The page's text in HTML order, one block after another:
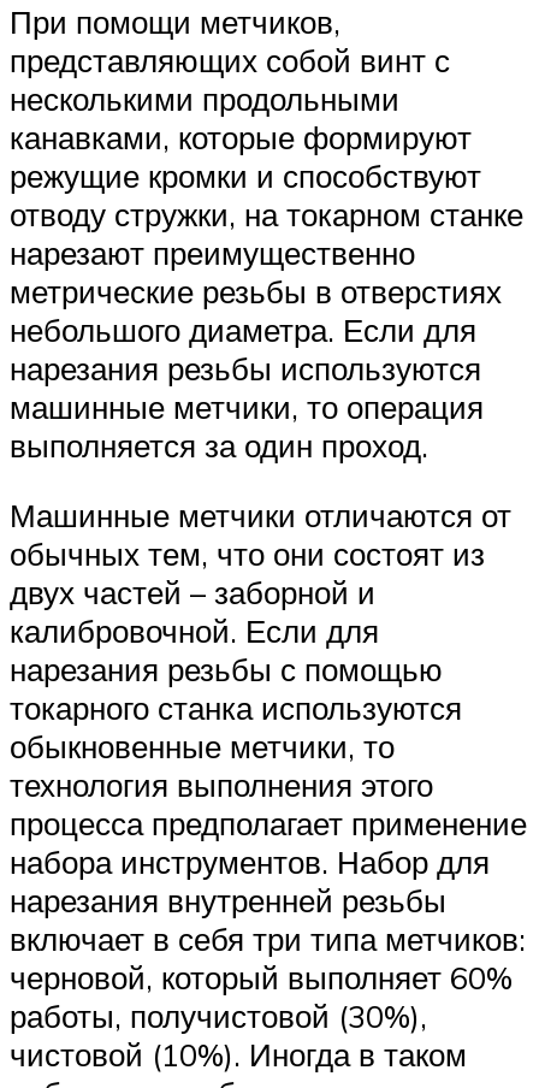
При помощи метчиков,
представляющих собой винт с
несколькими продольными
канавками, которые формируют
режущие кромки и способствуют
отводу стружки, на токарном станке
нарезают преимущественно
метрические резьбы в отверстиях
небольшого диаметра. Если для
нарезания резьбы используются
машинные метчики, то операция
выполняется за один проход.
Машинные метчики отличаются от
обычных тем, что они состоят из
двух частей – заборной и
калибровочной. Если для
нарезания резьбы с помощью
токарного станка используются
обыкновенные метчики, то
технология выполнения этого
процесса предполагает применение
набора инструментов. Набор для
нарезания внутренней резьбы
включает в себя три типа метчиков:
черновой, который выполняет 60%
работы, получистовой (30%),
чистовой (10%). Иногда в таком